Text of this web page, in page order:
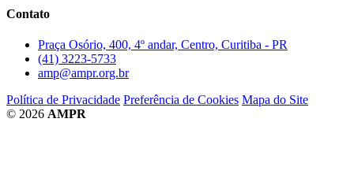
Contato
Praça Osório, 400, 4º andar, Centro, Curitiba - PR
(41) 3223-5733
amp@ampr.org.br
Política de Privacidade Preferência de Cookies Mapa do Site
© 2026 AMPR